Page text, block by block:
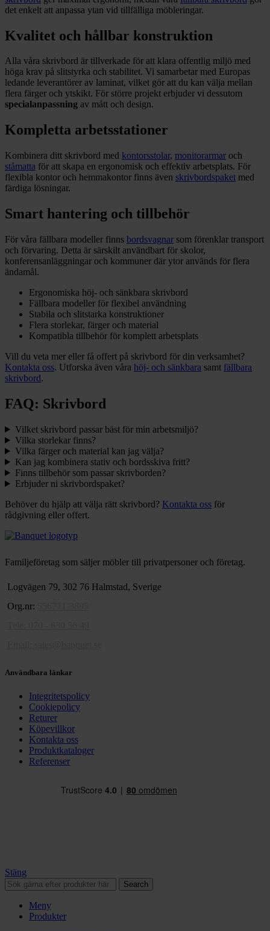
det enkelt att anpassa ytan vid tillfälliga möbleringar.
Kvalitet och hållbar konstruktion
Alla våra skrivbord är tillverkade för att klara offentlig miljö med
höga krav på slitstyrka och stabilitet. Vi samarbetar med Europas
ledande leverantörer av laminat, vilket gör att du kan välja mellan
flera färger och ytskikt. För större projekt erbjuder vi dessutom
specialanpassning av mått och design.
Kompletta arbetsstationer
Kombinera ditt skrivbord med kontorsstolar, monitorarmar och
ståmatta för att skapa en ergonomisk och effektiv arbetsplats. För
flexibla kontor och hemmakontor finns även skrivbordspaket med
färdiga lösningar.
Smart hantering och tillbehör
För våra fällbara modeller finns bordsvagnar som förenklar transport
och förvaring. Detta är särskilt användbart för skolor,
konferensanläggningar och kommuner där ytor används för flera
ändamål.
Ergonomiska höj- och sänkbara skrivbord
Fällbara modeller för flexibel användning
Stabila och slitstarka konstruktioner
Flera storlekar, färger och material
Kompatibla tillbehör för komplett arbetsplats
Vill du veta mer eller få offert på skrivbord för din verksamhet?
Kontakta oss. Utforska även våra höj- och sänkbara samt fällbara
skrivbord.
FAQ: Skrivbord
Vilket skrivbord passar bäst för min arbetsmiljö?
Vilka storlekar finns?
Vilka färger och material kan jag välja?
Kan jag kombinera stativ och bordsskiva fritt?
Finns tillbehör som passar skrivborden?
Erbjuder ni skrivbordspaket?
Behöver du hjälp att välja rätt skrivbord? Kontakta oss för
rådgivning eller offert.
Familjeföretag som säljer möbler till privatpersoner och företag.
Logvägen 79, 302 76 Halmstad, Sverige
Org.nr:
Användbara länkar
Integritetspolicy
Cookiepolicy
Returer
Köpevillkor
Kontakta oss
Produktkataloger
Referenser
Stäng
Search
Meny
Produkter